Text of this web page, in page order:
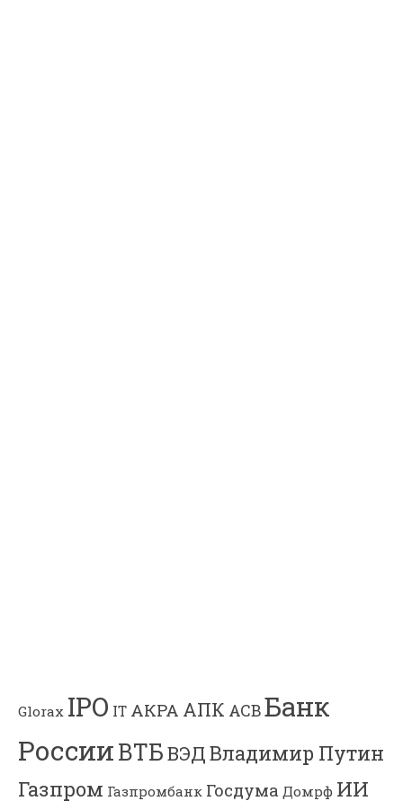
Glorax IPO IT АКРА АПК АСВБанк
РоссииВТБВЭДВладимир Путин
Газпром Газпромбанк Госдума Домрф ИИ